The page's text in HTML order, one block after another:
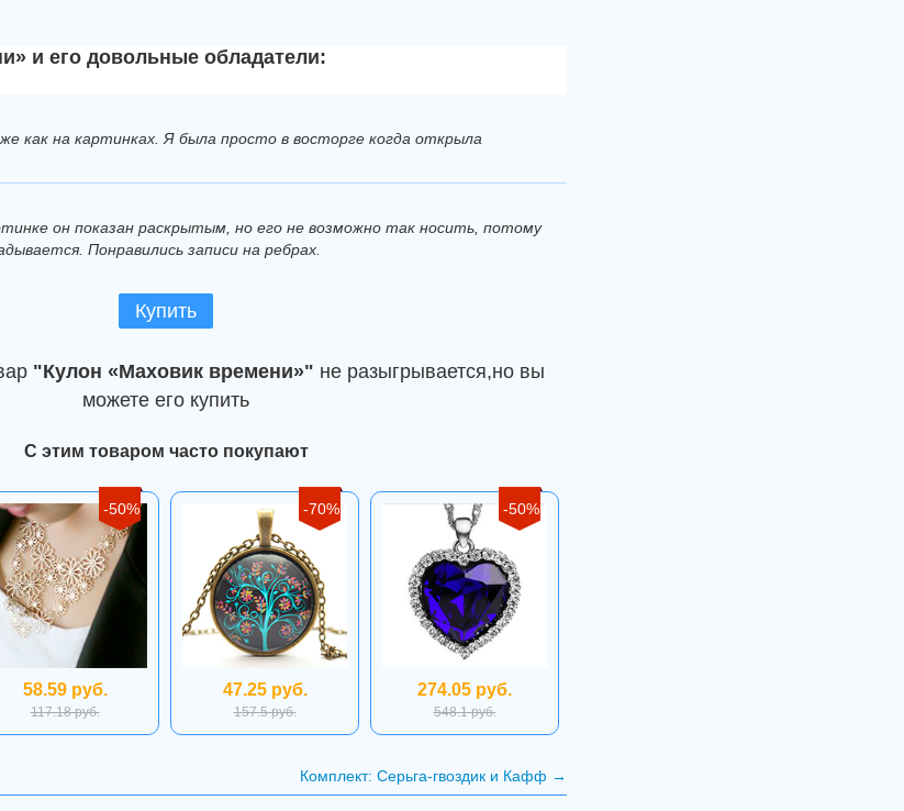
и его довольные обладатели:
как на картинках. Я была просто в восторге когда открыла
он показан раскрытым, но его не возможно так носить, потому
Понравились записи на ребрах.
Купить
"Кулон «Маховик времени»" не разыгрывается,но вы
можете его купить
С этим товаром часто покупают
-50%
58.59 руб.
117.18 руб.
-70%
47.25 руб.
157.5 руб.
-50%
274.05 руб.
548.1 руб.
Комплект: Серьга-гвоздик и Кафф →